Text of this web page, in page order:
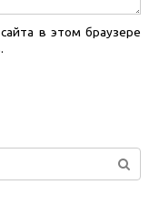
в этом браузере